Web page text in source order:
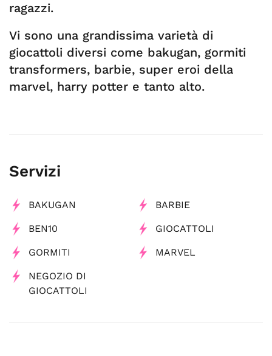
ragazzi.
Vi sono una grandissima varietà di
giocattoli diversi come bakugan, gormiti
transformers, barbie, super eroi della
marvel, harry potter e tanto alto.
Servizi
BAKUGAN BARBIE
BEN10 GIOCATTOLI
GORMITI MARVEL
NEGOZIO DI
GIOCATTOLI